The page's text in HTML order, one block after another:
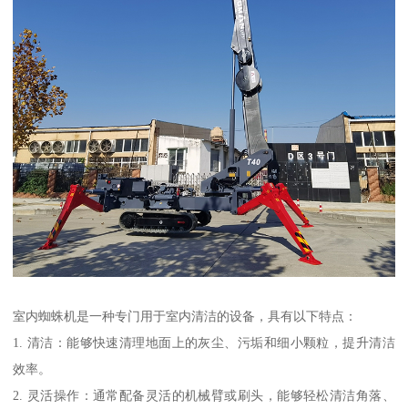
室内蜘蛛机是一种专门用于室内清洁的设备，具有以下特点：
1. 清洁：能够快速清理地面上的灰尘、污垢和细小颗粒，提升清洁
效率。
2. 灵活操作：通常配备灵活的机械臂或刷头，能够轻松清洁角落、